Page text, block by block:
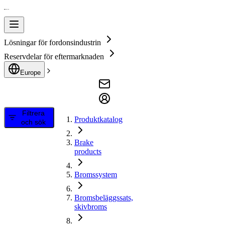
Lösningar för fordonsindustrin
Reservdelar för eftermarknaden
Europe
Filtrera
och sök
Produktkatalog
Brake
products
Bromssystem
Bromsbeläggssats,
skivbroms